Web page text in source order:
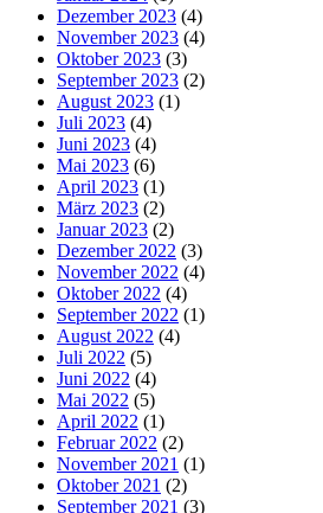
Dezember 2023 (4)
November 2023 (4)
Oktober 2023 (3)
September 2023 (2)
August 2023 (1)
Juli 2023 (4)
Juni 2023 (4)
Mai 2023 (6)
April 2023 (1)
März 2023 (2)
Januar 2023 (2)
Dezember 2022 (3)
November 2022 (4)
Oktober 2022 (4)
September 2022 (1)
August 2022 (4)
Juli 2022 (5)
Juni 2022 (4)
Mai 2022 (5)
April 2022 (1)
Februar 2022 (2)
November 2021 (1)
Oktober 2021 (2)
September 2021 (3)